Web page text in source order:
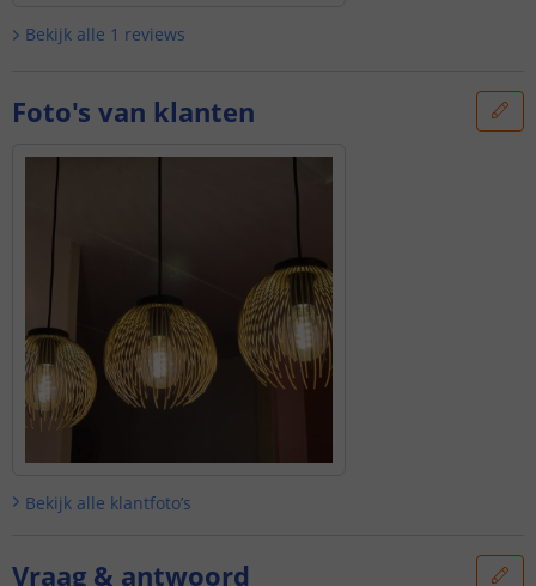
Bekijk alle 1 reviews
Foto's van klanten
Bekijk alle klantfoto’s
Vraag & antwoord